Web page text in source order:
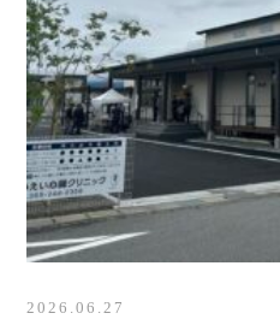
2026.06.27